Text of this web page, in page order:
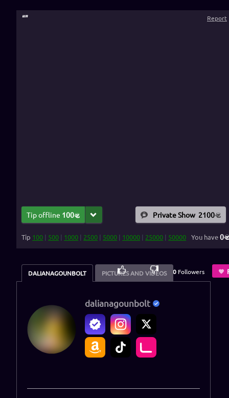
“” Report
Tip offline 100 Private Show 2100
Tip 100 | 500 | 1000 | 2500 | 5000 | 10000 | 25000 | 50000 You have0
DALIANAGOUNBOLT PICTURES AND VIDEOS
100% 0 Followers
dalianagounbolt